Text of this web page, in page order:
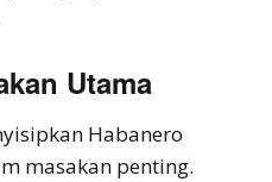
Utama
Habanero
masakan penting.